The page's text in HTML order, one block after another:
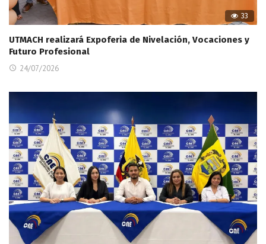
33
UTMACH realizará Expoferia de Nivelación, Vocaciones y
Futuro Profesional
24/07/2026